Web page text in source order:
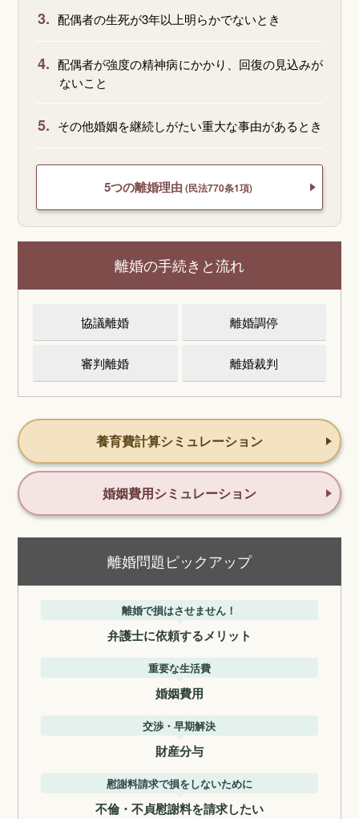
3. 配偶者の生死が3年以上明らかでないとき
4. 配偶者が強度の精神病にかかり、回復の見込みが
ないこと
5. その他婚姻を継続しがたい重大な事由があるとき
5つの離婚理由 (民法770条1項)
離婚の手続きと流れ
協議離婚 離婚調停
審判離婚 離婚裁判
養育費計算シミュレーション
婚姻費用シミュレーション
離婚問題ピックアップ
離婚で損はさせません！
弁護士に依頼するメリット
重要な生活費
婚姻費用
交渉・早期解決
財産分与
慰謝料請求で損をしないために
不倫・不貞慰謝料を請求したい